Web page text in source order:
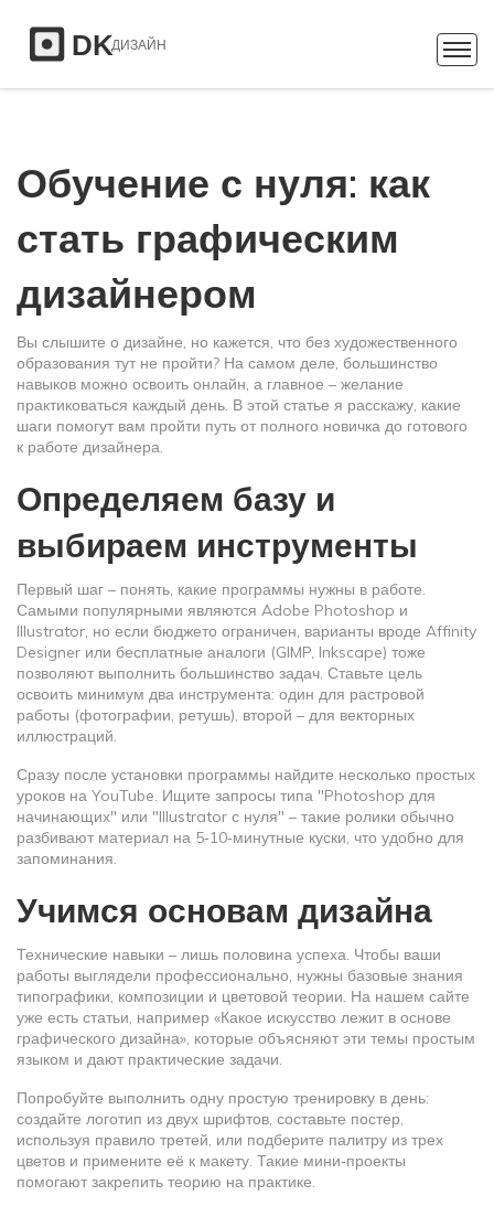
Обучение с нуля: как
стать графическим
дизайнером
Вы слышите о дизайне, но кажется, что без художественного
образования тут не пройти? На самом деле, большинство
навыков можно освоить онлайн, а главное – желание
практиковаться каждый день. В этой статье я расскажу, какие
шаги помогут вам пройти путь от полного новичка до готового
к работе дизайнера.
Определяем базу и
выбираем инструменты
Первый шаг – понять, какие программы нужны в работе.
Самыми популярными являются Adobe Photoshop и
Illustrator, но если бюджето ограничен, варианты вроде Affinity
Designer или бесплатные аналоги (GIMP, Inkscape) тоже
позволяют выполнить большинство задач. Ставьте цель
освоить минимум два инструмента: один для растровой
работы (фотографии, ретушь), второй – для векторных
иллюстраций.
Сразу после установки программы найдите несколько простых
уроков на YouTube. Ищите запросы типа "Photoshop для
начинающих" или "Illustrator с нуля" – такие ролики обычно
разбивают материал на 5‑10‑минутные куски, что удобно для
запоминания.
Учимся основам дизайна
Технические навыки – лишь половина успеха. Чтобы ваши
работы выглядели профессионально, нужны базовые знания
типографики, композиции и цветовой теории. На нашем сайте
уже есть статьи, например «Какое искусство лежит в основе
графического дизайна», которые объясняют эти темы простым
языком и дают практические задачи.
Попробуйте выполнить одну простую тренировку в день:
создайте логотип из двух шрифтов, составьте постер,
используя правило третей, или подберите палитру из трех
цветов и примените её к макету. Такие мини‑проекты
помогают закрепить теорию на практике.